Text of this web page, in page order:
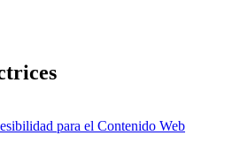
para el Contenido Web